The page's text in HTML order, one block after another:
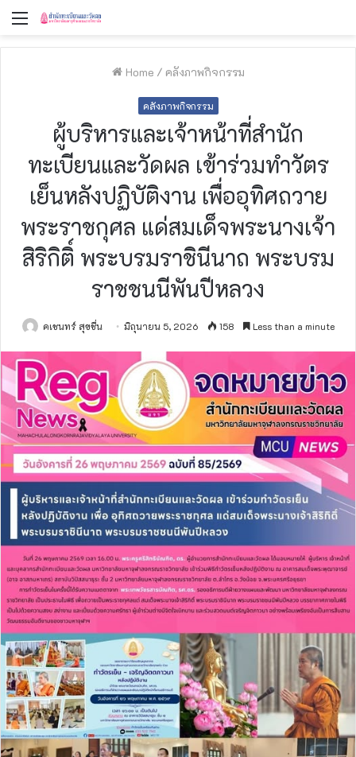
Menu
Home / คลังภาพกิจกรรม
คลังภาพกิจกรรม
ผู้บริหารและเจ้าหน้าที่สำนัก
ทะเบียนและวัดผล เข้าร่วมทำวัตร
เย็นหลังปฏิบัติงาน เพื่ออุทิศถวาย
พระราชกุศล แด่สมเด็จพระนางเจ้า
สิริกิติ์ พระบรมราชินีนาถ พระบรม
ราชชนนีพันปีหลวง
คเชนทร์ สุขชื่น มิถุนายน 5, 2026 158 Less than a minute